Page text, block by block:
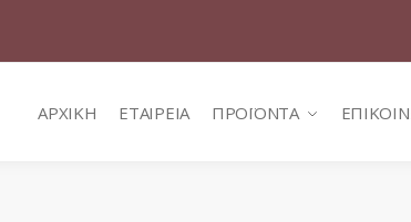
ΑΡΧΙΚΗ ΕΤΑΙΡΕΙΑ ΠΡΟΪΟΝΤΑ